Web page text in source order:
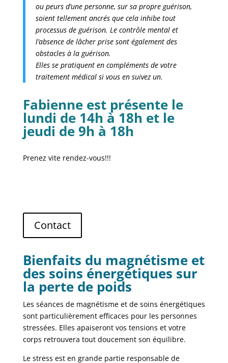
ou peurs d’une personne, sur sa propre guérison,
soient tellement ancrés que cela inhibe tout
processus de guérison. Le contrôle mental et
l’absence de lâcher prise sont également des
obstacles à la guérison.
Elles se pratiquent en compléments de votre
traitement médical si vous en suivez un.
Fabienne est présente le
lundi de 14h à 18h et le
jeudi de 9h à 18h
Prenez vite rendez-vous!!!
Contact
Bienfaits du magnétisme et
des soins énergétiques sur
la perte de poids
Les séances de magnétisme et de soins énergétiques
sont particulièrement efficaces pour les personnes
stressées. Elles apaiseront vos tensions et votre
corps retrouvera tout doucement son équilibre.
Le stress est en grande partie responsable de